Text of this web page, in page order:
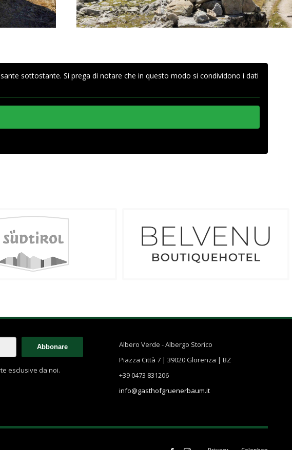
sottostante. Si prega di notare che in questo modo si condividono i dati
esclusive da noi.
Albero Verde - Albergo Storico
Piazza Città 7 | 39020 Glorenza | BZ
+39 0473 831206
info@gasthofgruenerbaum.it